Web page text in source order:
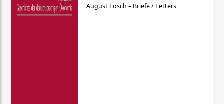
August Lösch – Briefe / Letters